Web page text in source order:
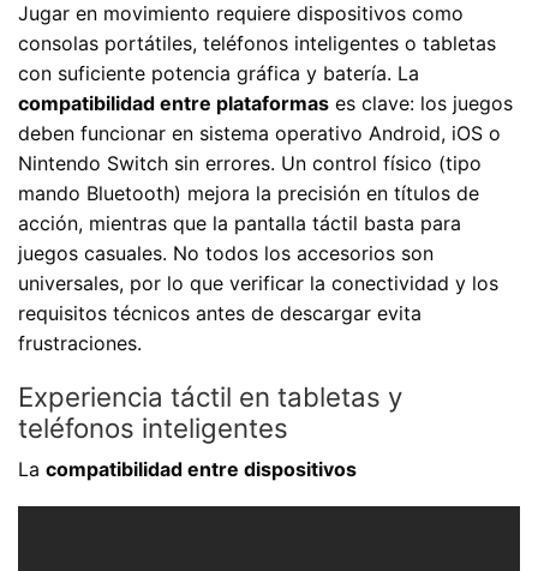
Jugar en movimiento requiere dispositivos como
consolas portátiles, teléfonos inteligentes o tabletas
con suficiente potencia gráfica y batería. La
compatibilidad entre plataformas es clave: los juegos
deben funcionar en sistema operativo Android, iOS o
Nintendo Switch sin errores. Un control físico (tipo
mando Bluetooth) mejora la precisión en títulos de
acción, mientras que la pantalla táctil basta para
juegos casuales. No todos los accesorios son
universales, por lo que verificar la conectividad y los
requisitos técnicos antes de descargar evita
frustraciones.
Experiencia táctil en tabletas y
teléfonos inteligentes
La compatibilidad entre dispositivos